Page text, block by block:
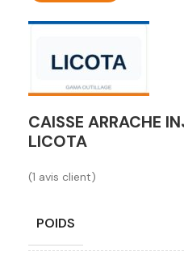
CAISSE ARRACHE
LICOTA
(1 avis client)
POIDS